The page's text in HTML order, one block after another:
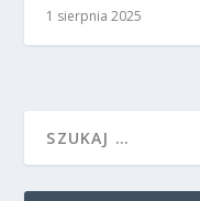
1 sierpnia 2025